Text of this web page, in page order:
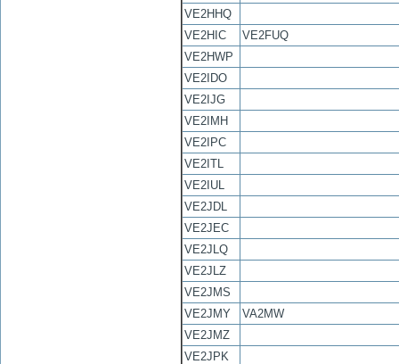
VE2HHQ
VE2HIC
VE2FUQ
VE2HWP
VE2IDO
VE2IJG
VE2IMH
VE2IPC
VE2ITL
VE2IUL
VE2JDL
VE2JEC
VE2JLQ
VE2JLZ
VE2JMS
VE2JMY
VA2MW
VE2JMZ
VE2JPK